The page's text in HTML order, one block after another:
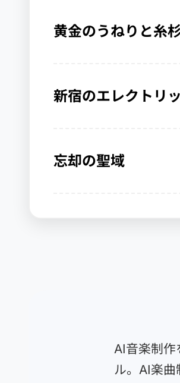
黄金のうねりと糸
新宿のエレクトリ
忘却の聖域
AI音楽制作
ル。AI楽曲